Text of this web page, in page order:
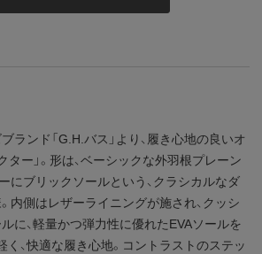
ランド「G.H.バス」より、履き心地の良いオ
ター」。形は、ベーシックな外羽根プレーン
にブリックソールという、クラシカルなダ
内側はレザーライニングが施され、クッシ
に、軽量かつ弾力性に優れたEVAソールを
く、快適な履き心地。コントラストのステッ